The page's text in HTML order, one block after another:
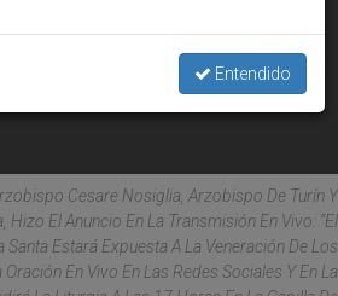
Cesare Nosiglia, Arzobispo De Turín Y
Hizo El Anuncio En La Transmisión En Vivo: “El
Santa Estará Expuesta A La Veneración De Los
Oración En Vivo En Las Redes Sociales Y En La
Entendido